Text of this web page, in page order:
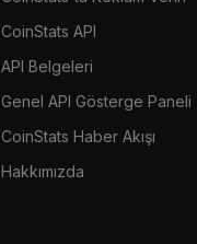
CoinStats API
API Belgeleri
Genel API Gösterge Paneli
CoinStats Haber Akışı
Hakkımızda